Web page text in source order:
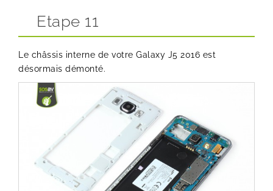
Etape 11
Le châssis interne de votre Galaxy J5 2016 est
désormais démonté.